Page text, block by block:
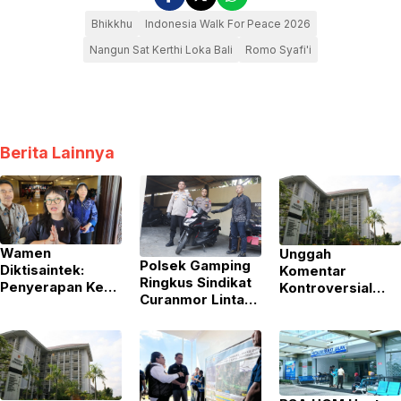
Bhikkhu
Indonesia Walk For Peace 2026
Nangun Sat Kerthi Loka Bali
Romo Syafi'i
Berita Lainnya
Wamen
Diktisaintek:
Penyerapan Kerja
Persen
Polsek Gamping
Ringkus Sindikat
Curanmor Lintas
Mobil Gran Max
Unggah
Komentar
Kontroversial
UGM Dikenai
Sanksi Skorsing